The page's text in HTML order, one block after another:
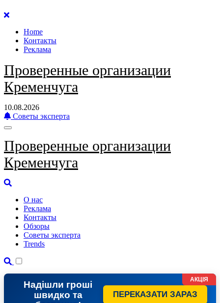
Перейти
содержанию
Home
Контакты
Реклама
Проверенные организации
Кременчуга
10.08.2026
Советы эксперта
Проверенные организации
Кременчуга
О нас
Реклама
Контакты
Обзоры
Советы эксперта
Trends
Надішли гроші
швидко та
ПЕРЕКАЗАТИ ЗАРАЗ
АКЦІЯ